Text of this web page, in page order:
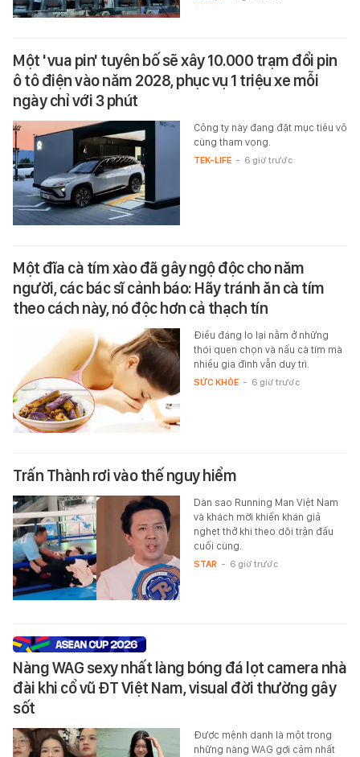
Một 'vua pin' tuyên bố sẽ xây 10.000 trạm đổi pin
ô tô điện vào năm 2028, phục vụ 1 triệu xe mỗi
ngày chỉ với 3 phút
Công ty này đang đặt mục tiêu vô
cùng tham vọng.
TEK-LIFE - 6 giờ trước
Một đĩa cà tím xào đã gây ngộ độc cho năm
người, các bác sĩ cảnh báo: Hãy tránh ăn cà tím
theo cách này, nó độc hơn cả thạch tín
Điều đáng lo lại nằm ở những
thói quen chọn và nấu cà tím mà
nhiều gia đình vẫn duy trì.
SỨC KHỎE - 6 giờ trước
Trấn Thành rơi vào thế nguy hiểm
Dàn sao Running Man Việt Nam
và khách mời khiến khán giả
nghẹt thở khi theo dõi trận đấu
cuối cùng.
STAR - 6 giờ trước
Nàng WAG sexy nhất làng bóng đá lọt camera nhà
đài khi cổ vũ ĐT Việt Nam, visual đời thường gây
sốt
Được mệnh danh là một trong
những nàng WAG gợi cảm nhất